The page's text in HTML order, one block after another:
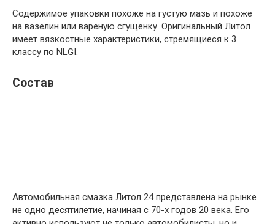
Содержимое упаковки похоже на густую мазь и похоже
на вазелин или вареную сгущенку. Оригинальный Литол
имеет вязкостные характеристики, стремящиеся к 3
классу по NLGI.
Состав
Автомобильная смазка Литол 24 представлена ​​на рынке
не одно десятилетие, начиная с 70-х годов 20 века. Его